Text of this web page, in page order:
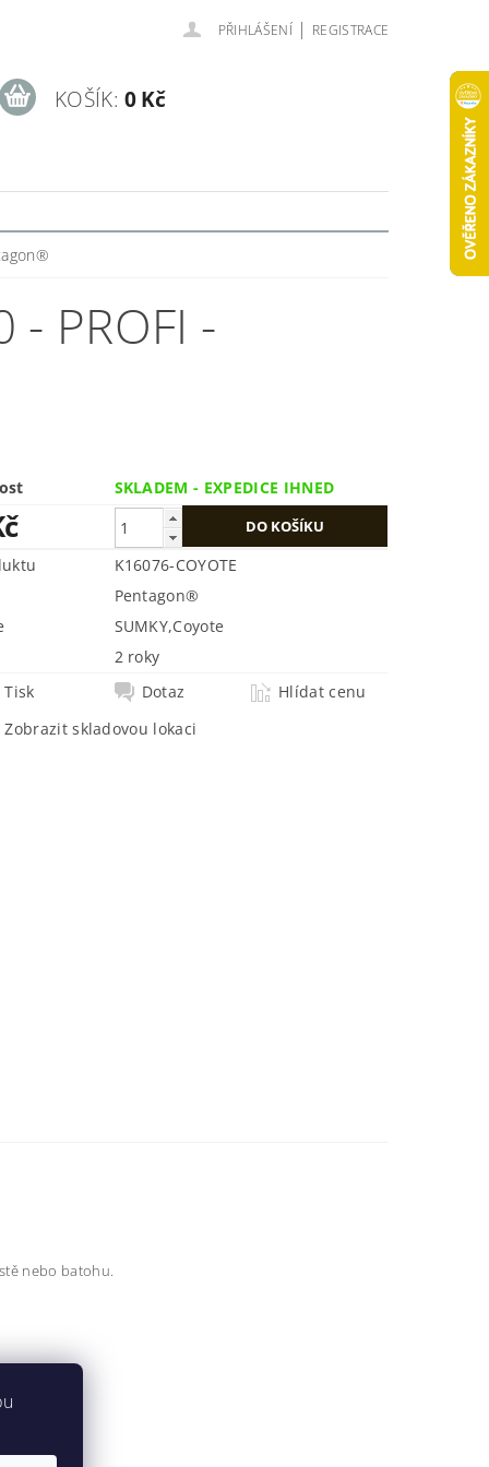
PŘIHLÁŠENÍ | REGISTRACE
KOŠÍK: 0 Kč
- PROFI -
SKLADEM - EXPEDICE IHNED
K16076-COYOTE
Pentagon®
SUMKY,Coyote
2 roky
Tisk
Dotaz
Hlídat cenu
Zobrazit skladovou lokaci
nebo batohu.